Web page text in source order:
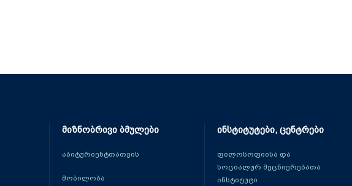
მიზნობრივი ბმულები
აბიტურიენტთათვის
მობილობა
ინსტიტუტები, ცენტრები
ფილოსოფიისა და
სოციალურ მეცნიერებათა
ინსტიტუტი